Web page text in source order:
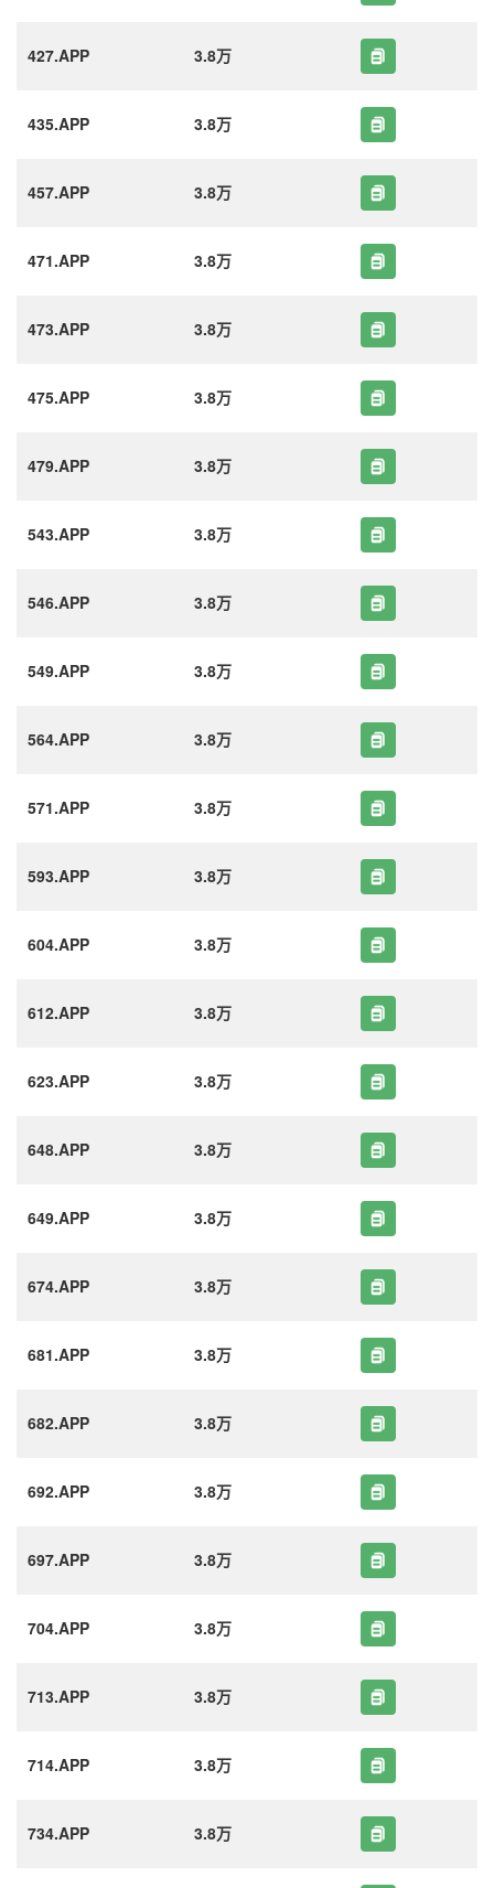
427.APP 3.8万
435.APP 3.8万
457.APP 3.8万
471.APP 3.8万
473.APP 3.8万
475.APP 3.8万
479.APP 3.8万
543.APP 3.8万
546.APP 3.8万
549.APP 3.8万
564.APP 3.8万
571.APP 3.8万
593.APP 3.8万
604.APP 3.8万
612.APP 3.8万
623.APP 3.8万
648.APP 3.8万
649.APP 3.8万
674.APP 3.8万
681.APP 3.8万
682.APP 3.8万
692.APP 3.8万
697.APP 3.8万
704.APP 3.8万
713.APP 3.8万
714.APP 3.8万
734.APP 3.8万